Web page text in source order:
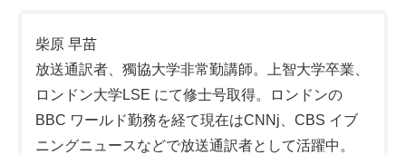
柴原 早苗
放送通訳者、獨協大学非常勤講師。上智大学卒業、
ロンドン大学LSE にて修士号取得。ロンドンの
BBC ワールド勤務を経て現在はCNNj、CBS イブ
ニングニュースなどで放送通訳者として活躍中。